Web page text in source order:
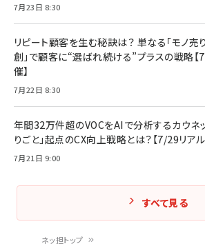
ネッ担トップ
7月23日 8:30
リピート顧客を生む秘訣は？ 単なる「モノ売
創」で顧客に“選ばれ続ける”プラスの戦略
催】
7月22日 8:30
年間32万件超のVOCをAIで分析するカウネッ
りごと」起点のCX向上戦略とは？【7/29リア
7月21日 9:00
すべて見る